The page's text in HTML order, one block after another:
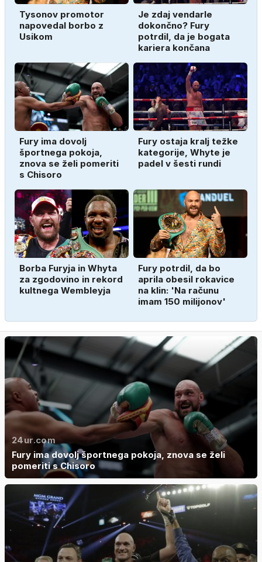
Tysonov promotor
napovedal borbo z
Usikom
Je zdaj vendarle
dokončno? Fury
potrdil, da je bogata
kariera končana
Fury ima dovolj
športnega pokoja,
znova se želi pomeriti
s Chisoro
Fury ostaja kralj težke
kategorije, Whyte je
padel v šesti rundi
Borba Furyja in Whyta
za zgodovino in rekord
kultnega Wembleyja
Fury potrdil, da bo
aprila obesil rokavice
na klin: 'Na računu
imam 150 milijonov'
24ur.com
Fury ima dovolj športnega pokoja, znova se želi
pomeriti s Chisoro